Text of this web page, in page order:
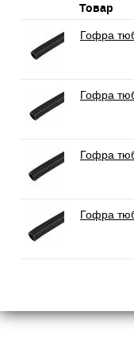
Товар
Гофра
Гофра
Гофра
Гофра